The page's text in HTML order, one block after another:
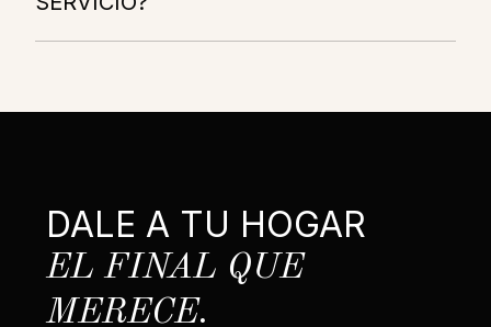
DALE A TU HOGAR
EL FINAL QUE
MERECE.